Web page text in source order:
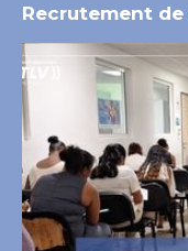
Recrutement